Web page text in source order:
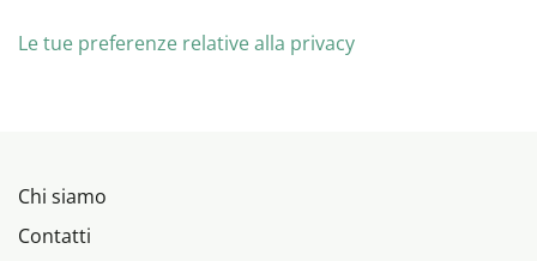
Le tue preferenze relative alla privacy
Chi siamo
Contatti